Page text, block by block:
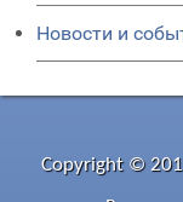
Новости и
Copyright ©